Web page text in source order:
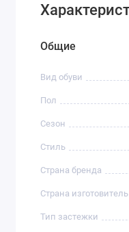
Общие
Вид обуви
Пол
Сезон
Стиль
Страна бренда
Страна изготовитель
Тип застежки